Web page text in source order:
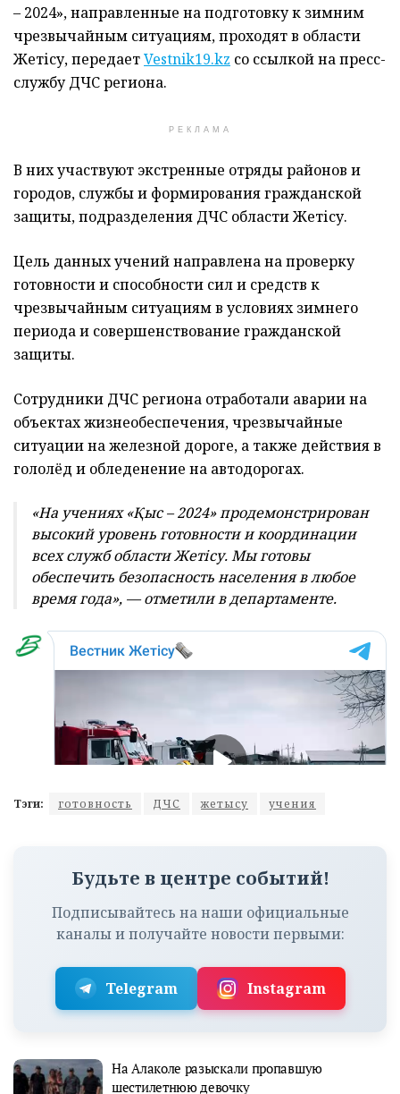
– 2024», направленные на подготовку к зимним
чрезвычайным ситуациям, проходят в области
Жетісу, передаетVestnik19.kz со ссылкой на пресс-
службу ДЧС региона.
РЕКЛАМА
В них участвуют экстренные отряды районов и
городов, службы и формирования гражданской
защиты, подразделения ДЧС области Жетісу.
Цель данных учений направлена на проверку
готовности и способности сил и средств к
чрезвычайным ситуациям в условиях зимнего
периода и совершенствование гражданской
защиты.
Сотрудники ДЧС региона отработали аварии на
объектах жизнеобеспечения, чрезвычайные
ситуации на железной дороге, а также действия в
гололёд и обледенение на автодорогах.
«На учениях «Қыс – 2024» продемонстрирован
высокий уровень готовности и координации
всех служб области Жетісу. Мы готовы
обеспечить безопасность населения в любое
время года», — отметили в департаменте.
Тэги: готовность ДЧС жетысу учения
Будьте в центре событий!
Подписывайтесь на наши официальные
каналы и получайте новости первыми:
Telegram Instagram
На Алаколе разыскали пропавшую
шестилетнюю девочку